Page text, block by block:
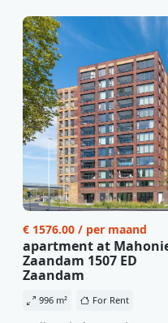
€ 1576.00 / per maand
apartment at
Zaandam 1507 ED
Zaandam
996 m² For Rent